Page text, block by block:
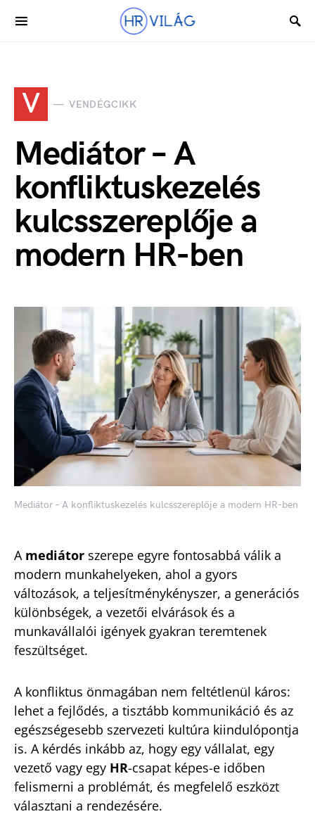
V VENDÉGCIKK
Mediátor – A
konfliktuskezelés
kulcsszereplője a
modern HR-ben
Mediátor – A konfliktuskezelés kulcsszereplője a modern HR-ben
A mediátor szerepe egyre fontosabbá válik a
modern munkahelyeken, ahol a gyors
változások, a teljesítménykényszer, a generációs
különbségek, a vezetői elvárások és a
munkavállalói igények gyakran teremtenek
feszültséget.
A konfliktus önmagában nem feltétlenül káros:
lehet a fejlődés, a tisztább kommunikáció és az
egészségesebb szervezeti kultúra kiindulópontja
is. A kérdés inkább az, hogy egy vállalat, egy
vezető vagy egy HR-csapat képes-e időben
felismerni a problémát, és megfelelő eszközt
választani a rendezésére.